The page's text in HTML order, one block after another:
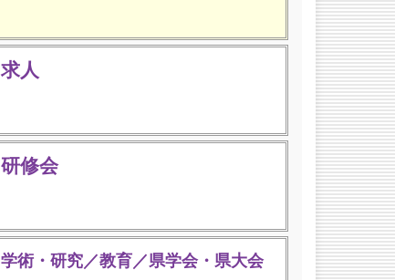
求人
研修会
学術・研究／教育／県学会・県大会